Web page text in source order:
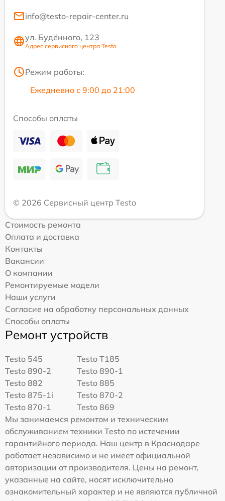
info@testo-repair-center.ru
ул. Будённого, 123
Адрес сервисного центра Testo
Режим работы:
Ежедневно с 9:00 до 21:00
Способы оплаты
© 2026 Сервисный центр Testo
Стоимость ремонта
Оплата и доставка
Контакты
Вакансии
О компании
Ремонтируемые модели
Наши услуги
Согласие на обработку персональных данных
Способы оплаты
Ремонт устройств
Testo 545
Testo T185
Testo 890-2
Testo 890-1
Testo 882
Testo 885
Testo 875-1i
Testo 870-2
Testo 870-1
Testo 869
Мы занимаемся ремонтом и техническим
обслуживанием техники Testo по истечении
гарантийного периода. Наш центр в Краснодаре
работает независимо и не имеет официальной
авторизации от производителя. Цены на ремонт,
указанные на сайте, носят исключительно
ознакомительный характер и не являются публичной